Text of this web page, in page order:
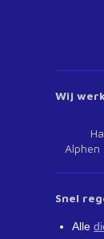
Wij
Alphen
Snel
Alle